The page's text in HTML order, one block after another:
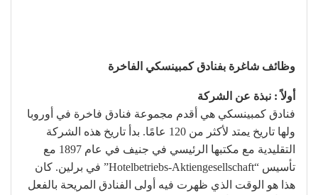
وظائف شاغرة بفنادق كمبينسكي الفاخرة
أولاً : نبذة عن الشركة
فنادق كمبينسكي هي أقدم مجموعة فنادق فاخرة في أوروبا
ولها تاريخ يمتد لأكثر من 120 عامًا. بدأ تاريخ هذه الشركة
التقليدية مع مكتبها الرئيسي في جنيف في عام 1897 مع
تأسيس “Hotelbetriebs-Aktiengesellschaft” في برلين. كان
هذا هو الوقت الذي ظهرت فيه أولى الفنادق المريحة بالفعل